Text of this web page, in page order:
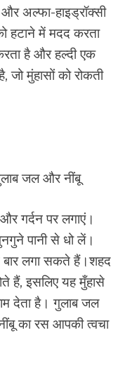
अल्फा-हाइड्रॉक्सी
हटाने में मदद करता
है और हल्दी एक
जो मुंहासों को रोकती
जल और नींबू
गर्दन पर लगाएं।
पानी से धो लें।
लगा सकते हैं।शहद
हैं, इसलिए यह मुँहासे
देता है। गुलाब जल
का रस आपकी त्वचा